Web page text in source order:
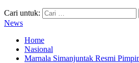
Cari untuk:
News
Home
Nasional
Marnala Simanjuntak Resmi